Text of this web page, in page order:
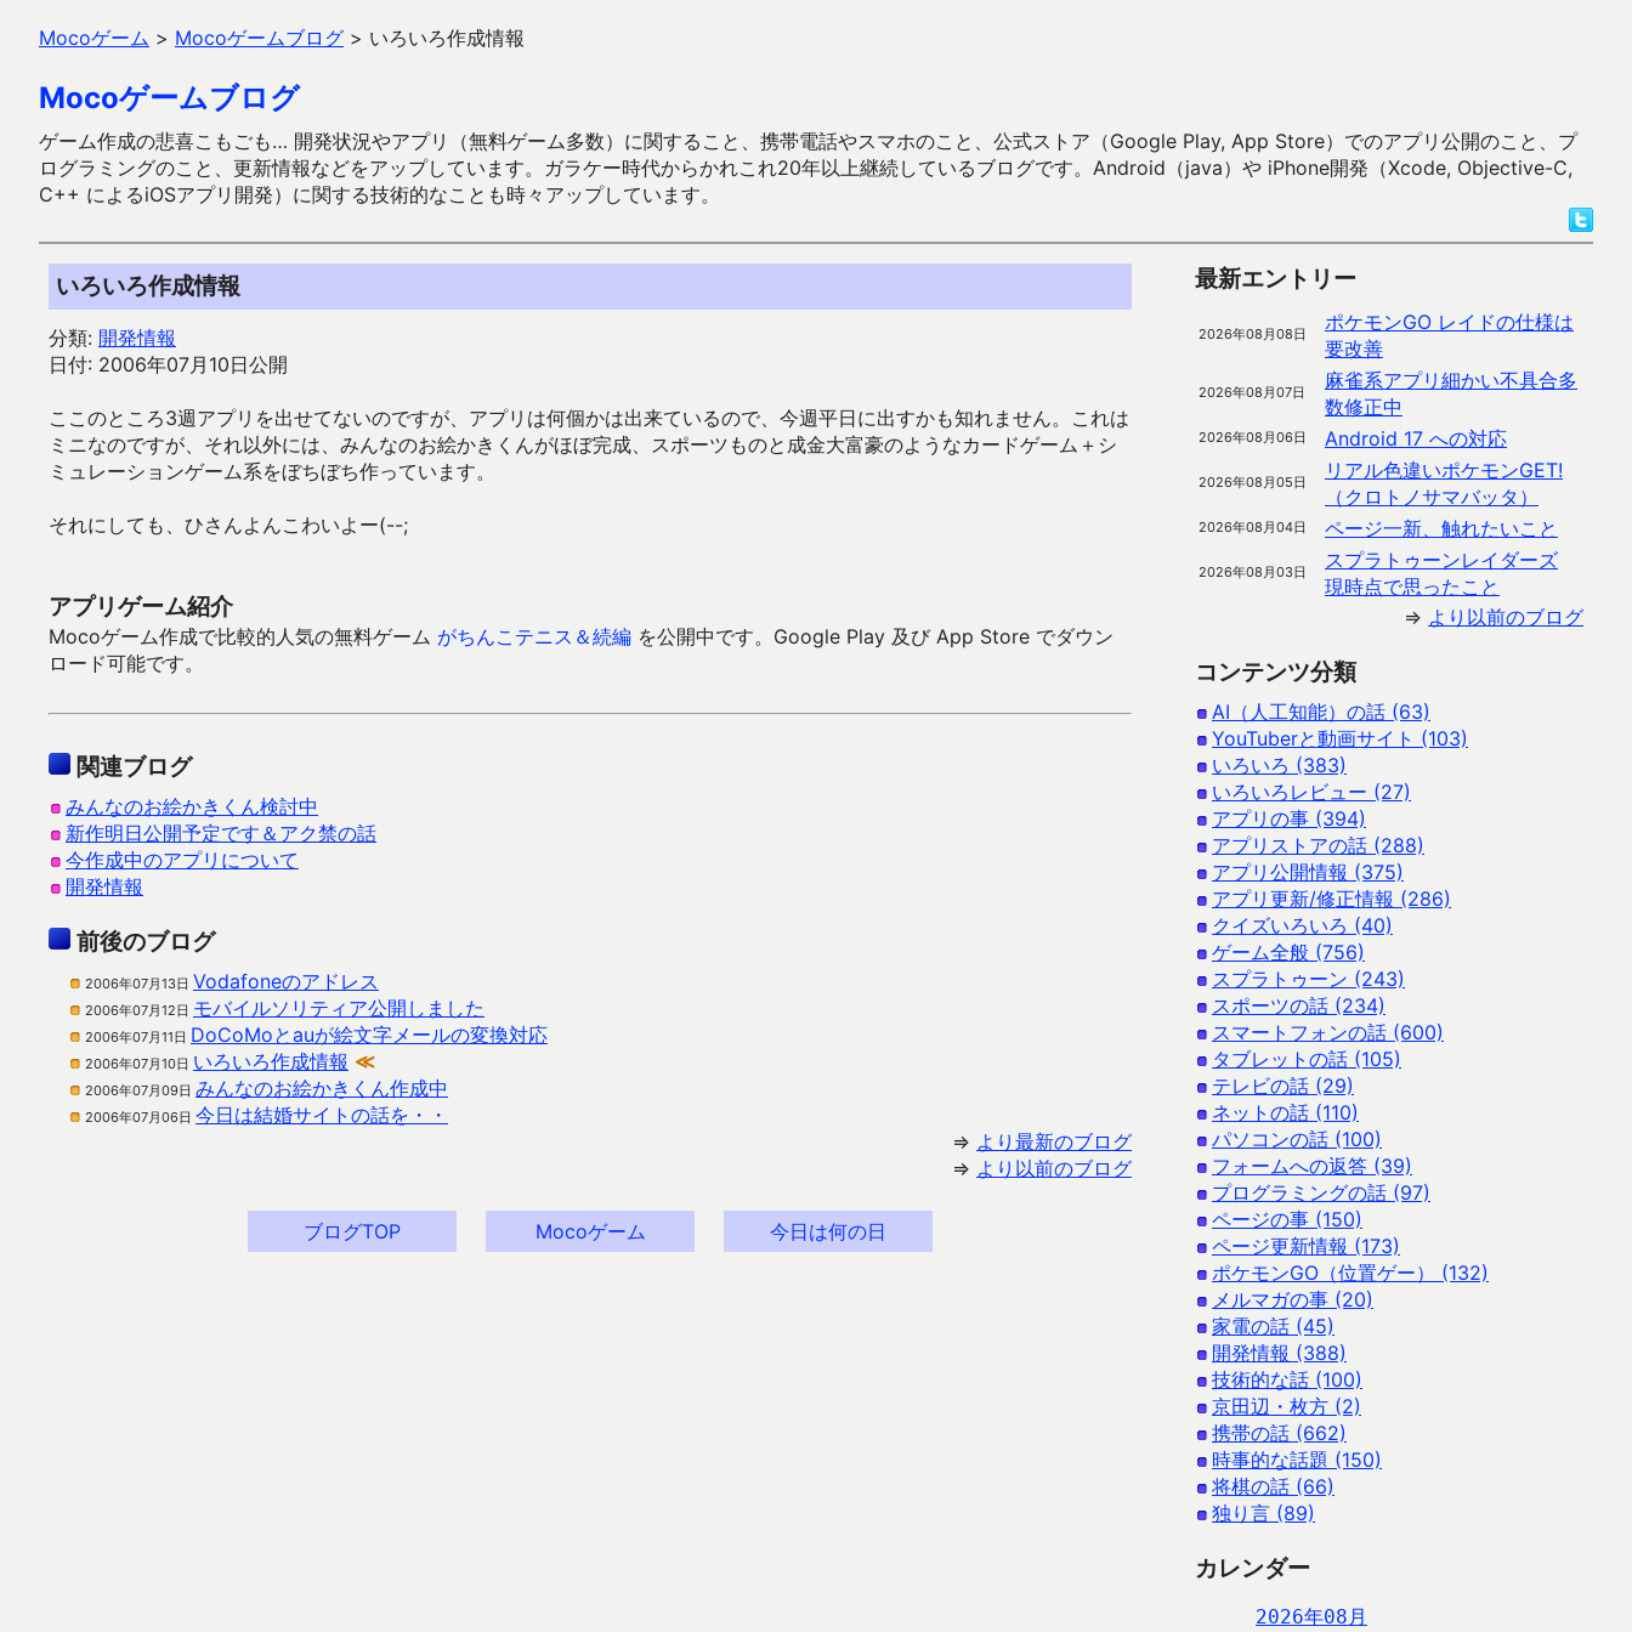
Mocoゲーム > Mocoゲームブログ > いろいろ作成情報
Mocoゲームブログ
ゲーム作成の悲喜こもごも… 開発状況やアプリ（無料ゲーム多数）に関すること、携帯電話やスマホのこと、公式ストア（Google Play, App Store）でのアプリ公開のこと、プ
ログラミングのこと、更新情報などをアップしています。ガラケー時代からかれこれ20年以上継続しているブログです。Android（java）や iPhone開発（Xcode, Objective-C,
C++ によるiOSアプリ開発）に関する技術的なことも時々アップしています。
いろいろ作成情報
分類: 開発情報
日付: 2006年07月10日公開
ここのところ3週アプリを出せてないのですが、アプリは何個かは出来ているので、今週平日に出すかも知れません。これは
ミニなのですが、それ以外には、みんなのお絵かきくんがほぼ完成、スポーツものと成金大富豪のようなカードゲーム＋シ
ミュレーションゲーム系をぼちぼち作っています。
それにしても、ひさんよんこわいよー(--;
アプリゲーム紹介
Mocoゲーム作成で比較的人気の無料ゲーム がちんこテニス＆続編 を公開中です。Google Play 及び App Store でダウン
ロード可能です。
関連ブログ
みんなのお絵かきくん検討中
新作明日公開予定です＆アク禁の話
今作成中のアプリについて
開発情報
前後のブログ
2006年07月13日 Vodafoneのアドレス
2006年07月12日 モバイルソリティア公開しました
2006年07月11日 DoCoMoとauが絵文字メールの変換対応
2006年07月10日 いろいろ作成情報 ≪
2006年07月09日 みんなのお絵かきくん作成中
2006年07月06日 今日は結婚サイトの話を・・
⇒ より最新のブログ
⇒ より以前のブログ
ブログTOP Mocoゲーム 今日は何の日
最新エントリー
2026年08月08日
ポケモンGO レイドの仕様は
要改善
2026年08月07日
麻雀系アプリ細かい不具合多
数修正中
2026年08月06日 Android 17 への対応
2026年08月05日
リアル色違いポケモンGET!
（クロトノサマバッタ）
2026年08月04日 ページ一新、触れたいこと
2026年08月03日
スプラトゥーンレイダーズ
現時点で思ったこと
⇒ より以前のブログ
コンテンツ分類
AI（人工知能）の話 (63)
YouTuberと動画サイト (103)
いろいろ (383)
いろいろレビュー (27)
アプリの事 (394)
アプリストアの話 (288)
アプリ公開情報 (375)
アプリ更新/修正情報 (286)
クイズいろいろ (40)
ゲーム全般 (756)
スプラトゥーン (243)
スポーツの話 (234)
スマートフォンの話 (600)
タブレットの話 (105)
テレビの話 (29)
ネットの話 (110)
パソコンの話 (100)
フォームへの返答 (39)
プログラミングの話 (97)
ページの事 (150)
ページ更新情報 (173)
ポケモンGO（位置ゲー） (132)
メルマガの事 (20)
家電の話 (45)
開発情報 (388)
技術的な話 (100)
京田辺・枚方 (2)
携帯の話 (662)
時事的な話題 (150)
将棋の話 (66)
独り言 (89)
カレンダー
2026年08月